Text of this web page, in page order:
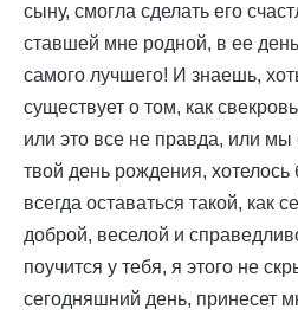
сыну, смогла сделать его
ставшей мне родной, в ее
самого лучшего! И знаешь,
существует о том, как
или это все не правда, или
твой день рождения, хотелось
всегда оставаться такой, как
доброй, веселой и
поучится у тебя, я этого не
сегодняшний день, принесет